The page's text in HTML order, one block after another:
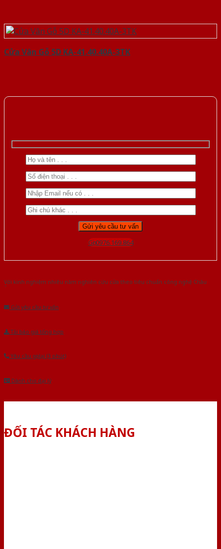
Cửa Vân Gỗ 5D KA-41.40.40A-3TK
Gọi 0976.169.864
Với kinh nghiệm nhiêu năm nghiên cứu cửa theo tiêu chuẩn công nghệ Châu
Âu.Chúng tôi tự tin là nhà sản xuất & cung cấp hàng đầu tại Việt Nam!
Gửi yêu cầu tư vấn
Tải báo giá tổng hợp
Yêu cầu gọi lại (3 phút)
Dành cho đại lý
ĐỐI TÁC KHÁCH HÀNG